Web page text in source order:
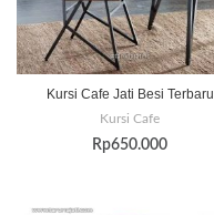
Kursi Cafe Jati Besi Terbaru
Kursi Cafe
Rp650.000